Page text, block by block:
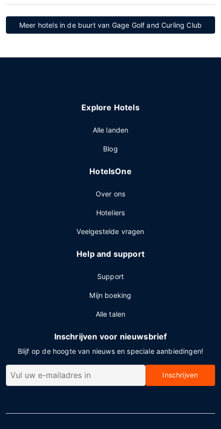
Meer hotels in de buurt van Gage Golf and Curling Club
Explore Hotels
Alle landen
Blog
HotelsOne
Over ons
Hoteliers
Veelgestelde vragen
Help and support
Support
Mijn boeking
Alle talen
Inschrijven voor nieuwsbrief
Blijf op de hoogte van nieuws en speciale aanbiedingen!
Inschrijven